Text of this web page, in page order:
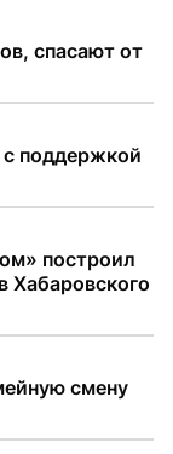
спасают от
поддержкой
построил
Хабаровского
смену